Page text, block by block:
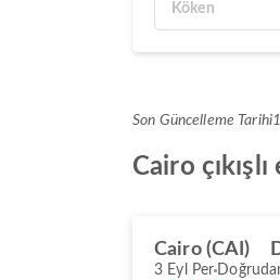
Son Güncelleme Tarihi
Cairo
Cairo (CAI)
3 Eyl Per